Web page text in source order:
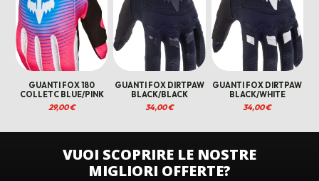
GUANTI FOX 180
COLLETC BLUE/PINK
29,00€
GUANTI FOX DIRTPAW
BLACK/BLACK
34,00€
GUANTI FOX DIRTPAW
BLACK/WHITE
34,00€
VUOI SCOPRIRE LE NOSTRE
MIGLIORI OFFERTE?